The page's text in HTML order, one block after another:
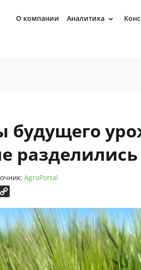
О компании Аналитика ›
будущего
разделились
AgroPortal
Email